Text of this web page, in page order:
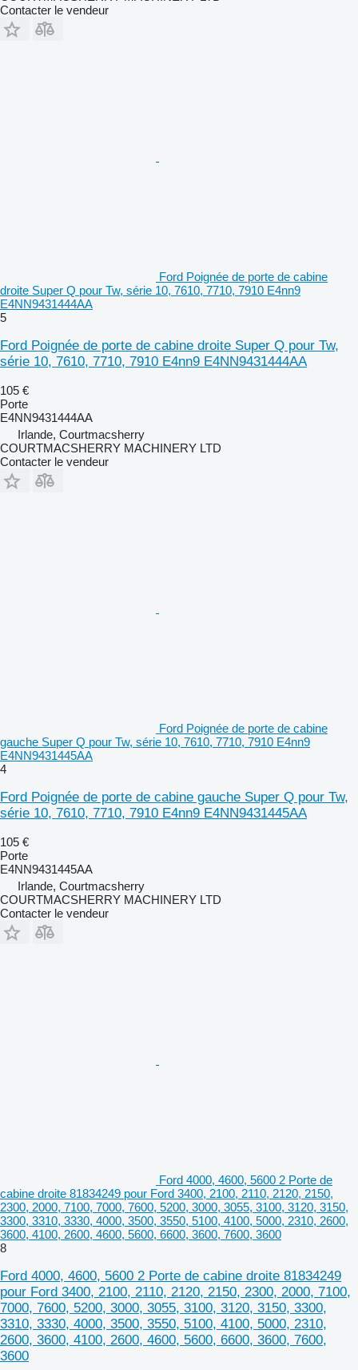
Contacter le vendeur
Ford Poignée de porte de cabine
droite Super Q pour Tw, série 10, 7610, 7710, 7910 E4nn9
E4NN9431444AA
5
Ford Poignée de porte de cabine droite Super Q pour Tw,
série 10, 7610, 7710, 7910 E4nn9 E4NN9431444AA
105 €
Porte
E4NN9431444AA
Irlande, Courtmacsherry
COURTMACSHERRY MACHINERY LTD
Contacter le vendeur
Ford Poignée de porte de cabine
gauche Super Q pour Tw, série 10, 7610, 7710, 7910 E4nn9
E4NN9431445AA
4
Ford Poignée de porte de cabine gauche Super Q pour Tw,
série 10, 7610, 7710, 7910 E4nn9 E4NN9431445AA
105 €
Porte
E4NN9431445AA
Irlande, Courtmacsherry
COURTMACSHERRY MACHINERY LTD
Contacter le vendeur
Ford 4000, 4600, 5600 2 Porte de
cabine droite 81834249 pour Ford 3400, 2100, 2110, 2120, 2150,
2300, 2000, 7100, 7000, 7600, 5200, 3000, 3055, 3100, 3120, 3150,
3300, 3310, 3330, 4000, 3500, 3550, 5100, 4100, 5000, 2310, 2600,
3600, 4100, 2600, 4600, 5600, 6600, 3600, 7600, 3600
8
Ford 4000, 4600, 5600 2 Porte de cabine droite 81834249
pour Ford 3400, 2100, 2110, 2120, 2150, 2300, 2000, 7100,
7000, 7600, 5200, 3000, 3055, 3100, 3120, 3150, 3300,
3310, 3330, 4000, 3500, 3550, 5100, 4100, 5000, 2310,
2600, 3600, 4100, 2600, 4600, 5600, 6600, 3600, 7600,
3600